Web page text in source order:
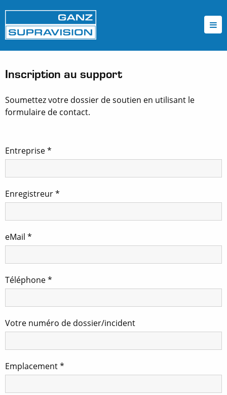
Inscription au support
Soumettez votre dossier de soutien en utilisant le
formulaire de contact.
Entreprise*
Enregistreur*
eMail *
Téléphone*
Votre numéro de dossier/incident
Emplacement*